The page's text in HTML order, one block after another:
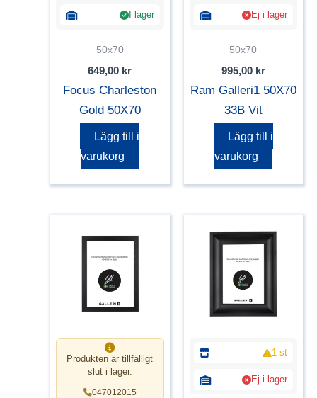
I lager
50x70
649,00 kr
Focus Charleston
Gold 50X70
Lägg till i
varukorg
Ej i lager
50x70
995,00 kr
Ram Galleri1 50X70
33B Vit
Lägg till i
varukorg
Produkten är tillfälligt
slut i lager.
047012015
1 st
Ej i lager